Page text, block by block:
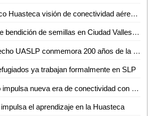
Reconoce Canaco Huasteca visión de conectividad aérea de Gallardo para SLP
Anuncian ritual de bendición de semillas en Ciudad Valles para el 24 de junio
Facultad de Derecho UASLP conmemora 200 años de la primera Cátedra Prima de Leyes
ya trabajan formalmente en SLP
Ricardo Gallardo impulsa nueva era de conectividad con ampliación de rutas de Volaris
el aprendizaje en la Huasteca